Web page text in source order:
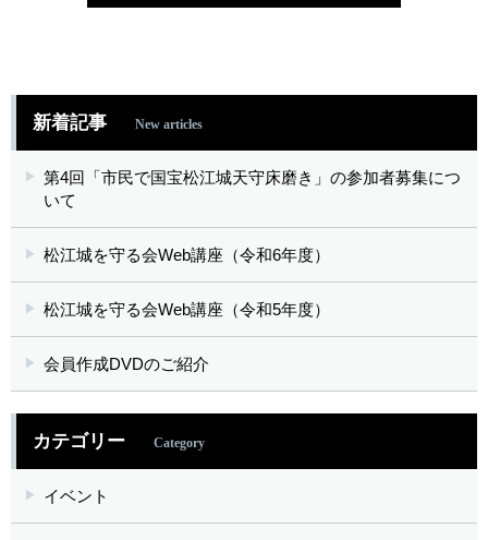
新着記事 New articles
第4回「市民で国宝松江城天守床磨き」の参加者募集につ
いて
松江城を守る会Web講座（令和6年度）
松江城を守る会Web講座（令和5年度）
会員作成DVDのご紹介
カテゴリー Category
イベント